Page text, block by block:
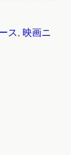
ス, 映画ニ